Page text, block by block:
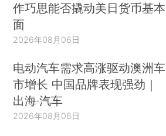
作巧思能否撬动美日货币基本
面
2026年08月06日
电动汽车需求高涨驱动澳洲车
市增长 中国品牌表现强劲｜
出海·汽车
2026年08月06日